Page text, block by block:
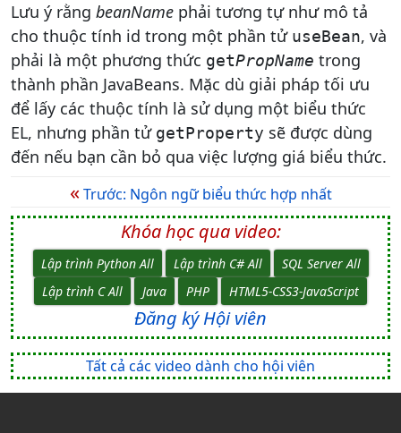
Lưu ý rằng beanName phải tương tự như mô tả
cho thuộc tính id trong một phần tử useBean, và
phải là một phương thức getPropName trong
thành phần JavaBeans. Mặc dù giải pháp tối ưu
để lấy các thuộc tính là sử dụng một biểu thức
EL, nhưng phần tử getProperty sẽ được dùng
đến nếu bạn cần bỏ qua việc lượng giá biểu thức.
«Trước: Ngôn ngữ biểu thức hợp nhất
Khóa học qua video:
Lập trình Python All Lập trình C# All
SQL Server All
Lập trình C All
Java PHP HTML5-CSS3-JavaScript
Đăng ký Hội viên
Tất cả các video dành cho hội viên